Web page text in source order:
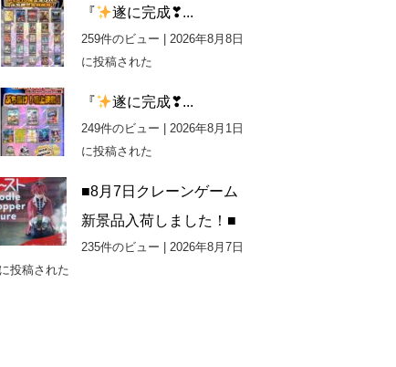
『 遂に完成❣...
259件のビュー
2026年8月8日
に投稿された
『 遂に完成❣...
249件のビュー
2026年8月1日
に投稿された
■8月7日クレーンゲーム
新景品入荷しました！■
235件のビュー
2026年8月7日
に投稿された